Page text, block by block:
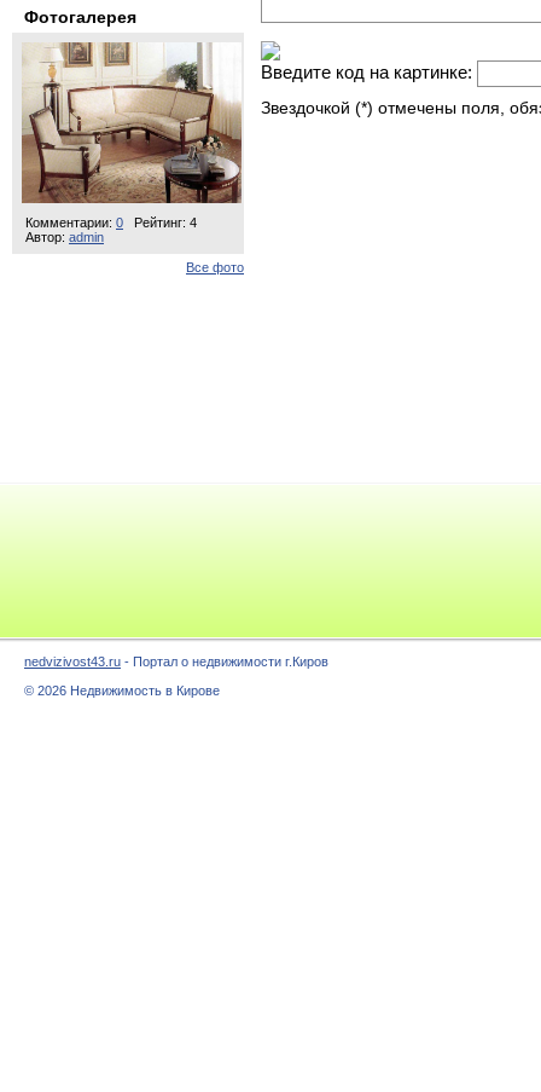
Фотогалерея
Комментарии: 0
Рейтинг: 4
Автор: admin
Все фото
Введите код на картинке:
Звездочкой (*) отмечены поля,
nedvizivost43.ru - Портал о недвижимости г.Киров
© 2026 Недвижимость в Кирове